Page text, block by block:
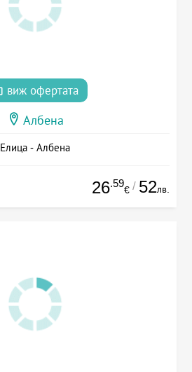
виж офертата
Албена
Елица - Албена
26.59
€ / 52лв.